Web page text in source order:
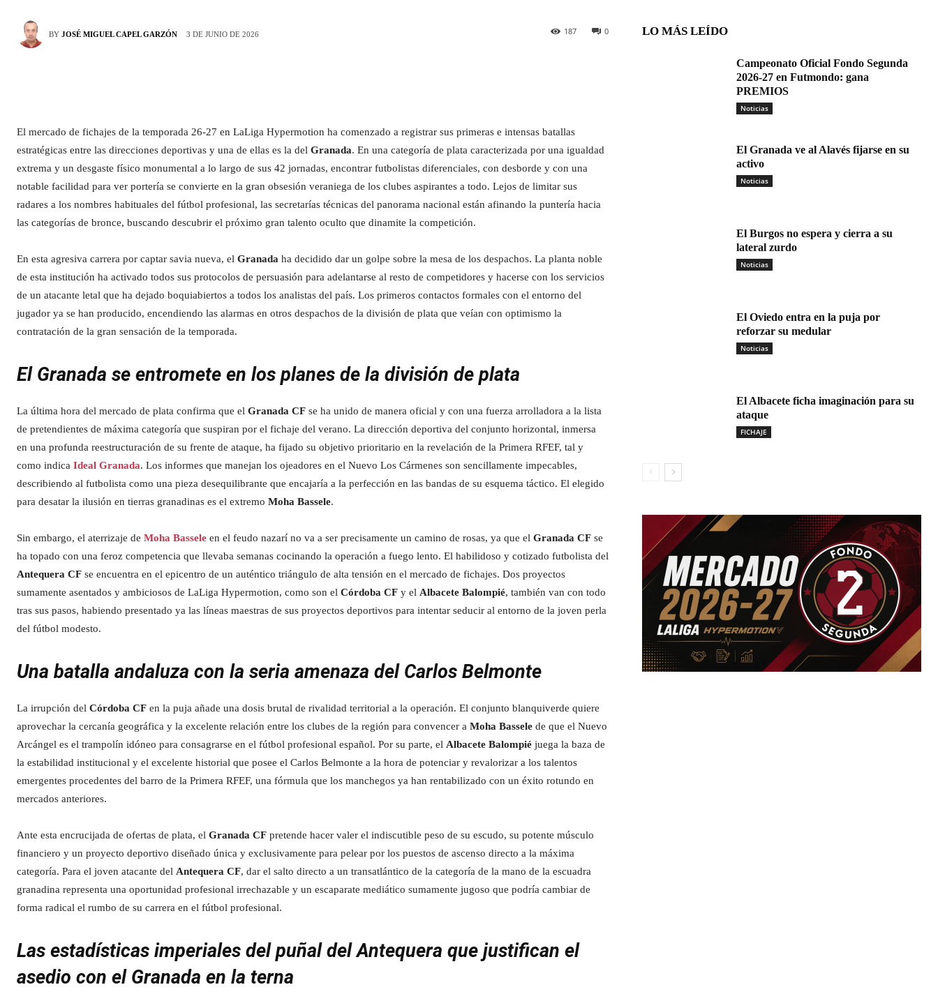
BY JOSÉ MIGUEL CAPEL GARZÓN 3 DE JUNIO DE 2026 0
187
El mercado de fichajes de la temporada 26-27 en LaLiga Hypermotion ha comenzado a registrar sus primeras e intensas batallas
estratégicas entre las direcciones deportivas y una de ellas es la del Granada. En una categoría de plata caracterizada por una igualdad
extrema y un desgaste físico monumental a lo largo de sus 42 jornadas, encontrar futbolistas diferenciales, con desborde y con una
notable facilidad para ver portería se convierte en la gran obsesión veraniega de los clubes aspirantes a todo. Lejos de limitar sus
radares a los nombres habituales del fútbol profesional, las secretarías técnicas del panorama nacional están afinando la puntería hacia
las categorías de bronce, buscando descubrir el próximo gran talento oculto que dinamite la competición.
En esta agresiva carrera por captar savia nueva, el Granada ha decidido dar un golpe sobre la mesa de los despachos. La planta noble
de esta institución ha activado todos sus protocolos de persuasión para adelantarse al resto de competidores y hacerse con los servicios
de un atacante letal que ha dejado boquiabiertos a todos los analistas del país. Los primeros contactos formales con el entorno del
jugador ya se han producido, encendiendo las alarmas en otros despachos de la división de plata que veían con optimismo la
contratación de la gran sensación de la temporada.
El Granada se entromete en los planes de la división de plata
La última hora del mercado de plata confirma que el Granada CF se ha unido de manera oficial y con una fuerza arrolladora a la lista
de pretendientes de máxima categoría que suspiran por el fichaje del verano. La dirección deportiva del conjunto horizontal, inmersa
en una profunda reestructuración de su frente de ataque, ha fijado su objetivo prioritario en la revelación de la Primera RFEF, tal y
como indica Ideal Granada. Los informes que manejan los ojeadores en el Nuevo Los Cármenes son sencillamente impecables,
describiendo al futbolista como una pieza desequilibrante que encajaría a la perfección en las bandas de su esquema táctico. El elegido
para desatar la ilusión en tierras granadinas es el extremo Moha Bassele.
Sin embargo, el aterrizaje de Moha Bassele en el feudo nazarí no va a ser precisamente un camino de rosas, ya que el Granada CF se
ha topado con una feroz competencia que llevaba semanas cocinando la operación a fuego lento. El habilidoso y cotizado futbolista del
Antequera CF se encuentra en el epicentro de un auténtico triángulo de alta tensión en el mercado de fichajes. Dos proyectos
sumamente asentados y ambiciosos de LaLiga Hypermotion, como son el Córdoba CF y el Albacete Balompié, también van con todo
tras sus pasos, habiendo presentado ya las líneas maestras de sus proyectos deportivos para intentar seducir al entorno de la joven perla
del fútbol modesto.
Una batalla andaluza con la seria amenaza del Carlos Belmonte
La irrupción del Córdoba CF en la puja añade una dosis brutal de rivalidad territorial a la operación. El conjunto blanquiverde quiere
aprovechar la cercanía geográfica y la excelente relación entre los clubes de la región para convencer a Moha Bassele de que el Nuevo
Arcángel es el trampolín idóneo para consagrarse en el fútbol profesional español. Por su parte, el Albacete Balompié juega la baza de
la estabilidad institucional y el excelente historial que posee el Carlos Belmonte a la hora de potenciar y revalorizar a los talentos
emergentes procedentes del barro de la Primera RFEF, una fórmula que los manchegos ya han rentabilizado con un éxito rotundo en
mercados anteriores.
Ante esta encrucijada de ofertas de plata, el Granada CF pretende hacer valer el indiscutible peso de su escudo, su potente músculo
financiero y un proyecto deportivo diseñado única y exclusivamente para pelear por los puestos de ascenso directo a la máxima
categoría. Para el joven atacante del Antequera CF, dar el salto directo a un transatlántico de la categoría de la mano de la escuadra
granadina representa una oportunidad profesional irrechazable y un escaparate mediático sumamente jugoso que podría cambiar de
forma radical el rumbo de su carrera en el fútbol profesional.
Las estadísticas imperiales del puñal del Antequera que justifican el
asedio con el Granada en la terna
LO MÁS LEÍDO
Campeonato Oficial Fondo Segunda
2026-27 en Futmondo: gana
PREMIOS
Noticias
El Granada ve al Alavés fijarse en su
activo
Noticias
El Burgos no espera y cierra a su
lateral zurdo
Noticias
El Oviedo entra en la puja por
reforzar su medular
Noticias
El Albacete ficha imaginación para su
ataque
FICHAJE